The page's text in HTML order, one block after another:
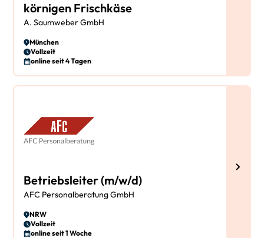
körnigen Frischkäse
A. Saumweber GmbH
München
Vollzeit
online seit 4 Tagen
Betriebsleiter (m/w/d)
AFC Personalberatung GmbH
NRW
Vollzeit
online seit 1 Woche